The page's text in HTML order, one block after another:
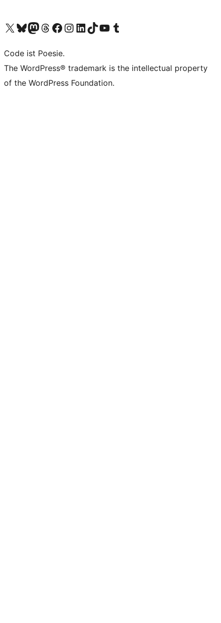
Unser X-Konto (früher Twitter) besuchen
Unser Bluesky-Konto besuchen
Unser Mastodon-Konto besuchen
Unser Threads-Konto besuchen
Unsere Facebook-Seite besuchen
Unser Instagram-Konto besuchen
Unser LinkedIn-Konto besuchen
Unser TikTok-Konto besuchen
Unseren YouTube-Kanal besuchen
Unser Tumblr-Konto besuchen
Code ist Poesie.
The WordPress® trademark is the intellectual property
of the WordPress Foundation.